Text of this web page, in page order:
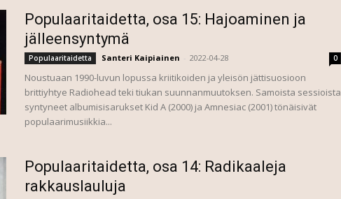
Populaaritaidetta, osa 15: Hajoaminen ja
jälleensyntymä
Populaaritaidetta Santeri Kaipiainen - 2022-04-28 0
Noustuaan 1990-luvun lopussa kriitikoiden ja yleisön jättisuosioon
brittiyhtye Radiohead teki tiukan suunnanmuutoksen. Samoista sessioista
syntyneet albumisisarukset Kid A (2000) ja Amnesiac (2001) tönäisivät
populaarimusiikkia...
Populaaritaidetta, osa 14: Radikaaleja
rakkauslauluja